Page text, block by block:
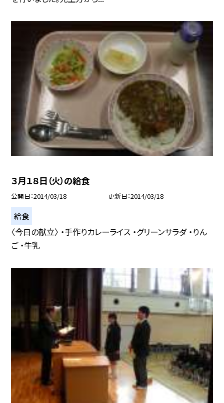
３月１８日（火）の給食
公開日 2014/03/18 更新日 2014/03/18
給食
〈今日の献立〉 ・手作りカレーライス ・グリーンサラダ ・りん
ご ・牛乳